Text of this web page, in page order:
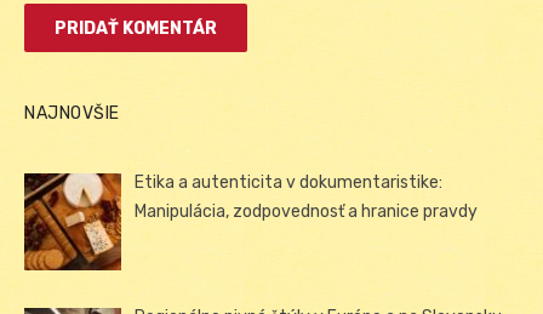
NAJNOVŠIE
Etika a autenticita v dokumentaristike:
Manipulácia, zodpovednosť a hranice pravdy